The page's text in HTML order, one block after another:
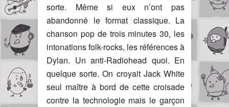
sorte. Même si eux n’ont pas
abandonné le format classique. La
chanson pop de trois minutes 30, les
intonations folk-rocks, les références à
Dylan. Un anti-Radiohead quoi. En
quelque sorte. On croyait Jack White
seul maître à bord de cette croisade
contre la technologie mais le garçon